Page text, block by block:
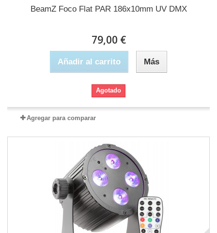
BeamZ Foco Flat PAR 186x10mm UV DMX
79,00 €
Añadir al carrito Más
Agotado
Agregar para comparar